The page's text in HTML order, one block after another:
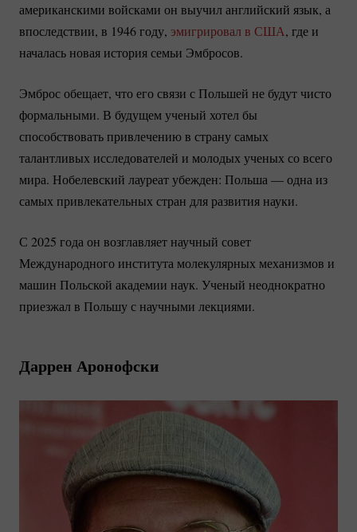
американскими войсками он выучил английский язык, а
впоследствии, в 1946 году, эмигрировал в США, где и
началась новая история семьи Эмбросов.
Эмброс обещает, что его связи с Польшей не будут чисто
формальными. В будущем ученый хотел бы
способствовать привлечению в страну самых
талантливых исследователей и молодых ученых со всего
мира. Нобелевский лауреат убежден: Польша — одна из
самых привлекательных стран для развития науки.
С 2025 года он возглавляет научный совет
Международного института молекулярных механизмов и
машин Польской академии наук. Ученый неоднократно
приезжал в Польшу с научными лекциями.
Даррен Аронофски